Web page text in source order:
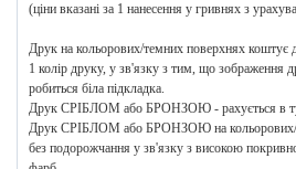
(ціни вказані за 1 нанесення у гривнях з
Друк на кольорових/темних поверхнях коштує
1 колір друку, у зв'язку з тим, що зображення
робиться біла підкладка.
Друк СРІБЛОМ або БРОНЗОЮ - рахується в ту
Друк СРІБЛОМ або БРОНЗОЮ на кольорових/
без подорожчання у зв'язку з високою